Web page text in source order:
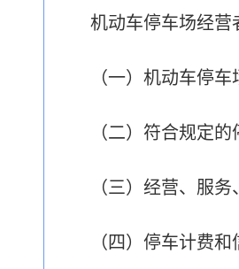
机动车停车场经营
（一）机动车停
（二）符合规定
（三）经营、服
（四）停车计费